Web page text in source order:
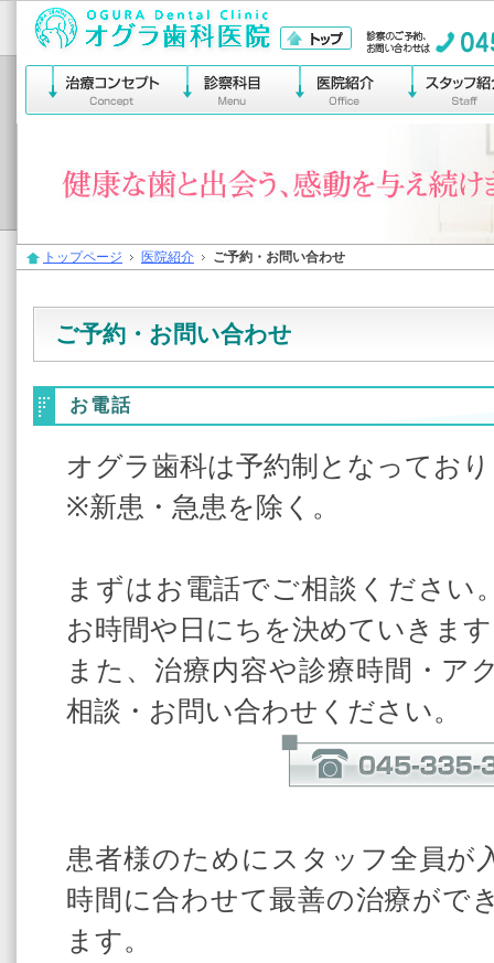
横浜市保土ヶ谷区宮
トップページ 医院紹介 ご予約・お問い合わせ
ご予約・お問い合わせ
お電話
オグラ歯科は予約制となってお
※新患・急患を除く。
まずはお電話でご相談ください
お時間や日にちを決めていきま
また、治療内容や診療時間・ア
相談・お問い合わせください。
患者様のためにスタッフ全員が
時間に合わせて最善の治療がで
ます。